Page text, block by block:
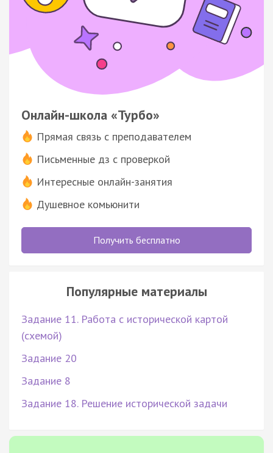
Онлайн-школа «Турбо»
Прямая связь с преподавателем
Письменные дз с проверкой
Интересные онлайн-занятия
Душевное комьюнити
Получить бесплатно
Популярные материалы
Задание 11. Работа с исторической картой
(схемой)
Задание 20
Задание 8
Задание 18. Решение исторической задачи